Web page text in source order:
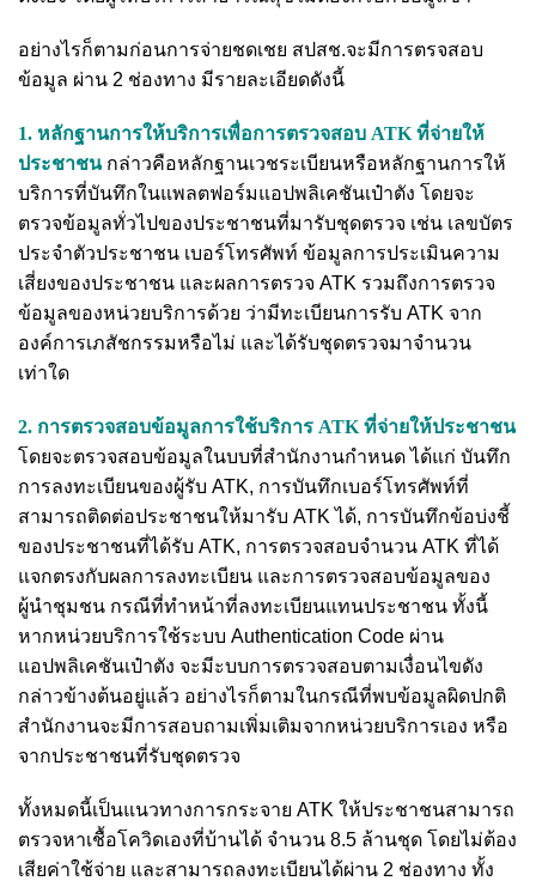
อย่างไรก็ตามก่อนการจ่ายชดเชย สปสช.จะมีการตรจสอบ
ข้อมูล ผ่าน 2 ช่องทาง มีรายละเอียดดังนี้
1. หลักฐานการให้บริการเพื่อการตรวจสอบ ATK ที่จ่ายให้
ประชาชนกล่าวคือหลักฐานเวชระเบียนหรือหลักฐานการให้
บริการที่บันทึกในแพลตฟอร์มแอปพลิเคชันเป๋าตัง โดยจะ
ตรวจข้อมูลทั่วไปของประชาชนที่มารับชุดตรวจ เช่น เลขบัตร
ประจำตัวประชาชน เบอร์โทรศัพท์ ข้อมูลการประเมินความ
เสี่ยงของประชาชน และผลการตรวจ ATK รวมถึงการตรวจ
ข้อมูลของหน่วยบริการด้วย ว่ามีทะเบียนการรับ ATK จาก
องค์การเภสัชกรรมหรือไม่ และได้รับชุดตรวจมาจำนวน
เท่าใด
2. การตรวจสอบข้อมูลการใช้บริการ ATK ที่จ่ายให้ประชาชน
โดยจะตรวจสอบข้อมูลในบบที่สำนักงานกำหนด ได้แก่ บันทึก
การลงทะเบียนของผู้รับ ATK, การบันทึกเบอร์โทรศัพท์ที่
สามารถติดต่อประชาชนให้มารับ ATK ได้, การบันทึกข้อบ่งชี้
ของประชาชนที่ได้รับ ATK, การตรวจสอบจำนวน ATK ที่ได้
แจกตรงกับผลการลงทะเบียน และการตรวจสอบข้อมูลของ
ผู้นำชุมชน กรณีที่ทำหน้าที่ลงทะเบียนแทนประชาชน ทั้งนี้
หากหน่วยบริการใช้ระบบ Authentication Code ผ่าน
แอปพลิเคชันเป๋าตัง จะมีะบบการตรวจสอบตามเงื่อนไขดัง
กล่าวข้างต้นอยู่แล้ว อย่างไรก็ตามในกรณีที่พบข้อมูลผิดปกติ
สำนักงานจะมีการสอบถามเพิ่มเติมจากหน่วยบริการเอง หรือ
จากประชาชนที่รับชุดตรวจ
ทั้งหมดนี้เป็นแนวทางการกระจาย ATK ให้ประชาชนสามารถ
ตรวจหาเชื้อโควิดเองที่บ้านได้ จำนวน 8.5 ล้านชุด โดยไม่ต้อง
เสียค่าใช้จ่าย และสามารถลงทะเบียนได้ผ่าน 2 ช่องทาง ทั้ง